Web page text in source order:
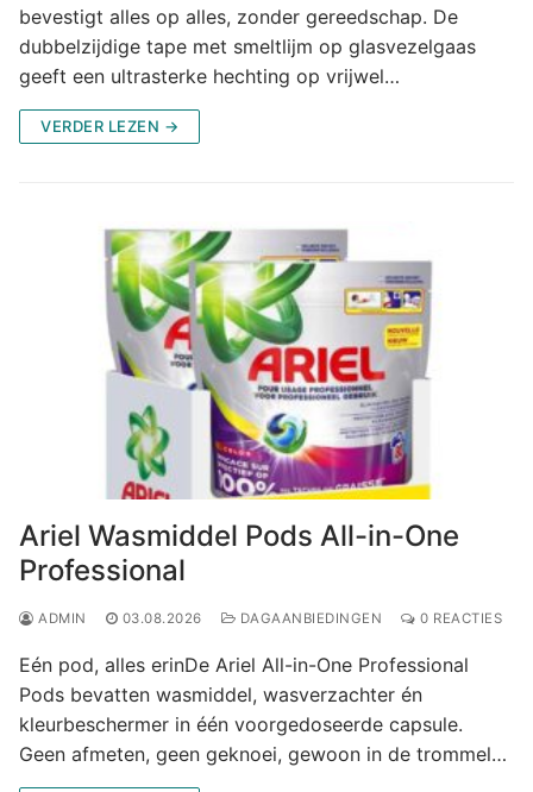
bevestigt alles op alles, zonder gereedschap. De
dubbelzijdige tape met smeltlijm op glasvezelgaas
geeft een ultrasterke hechting op vrijwel…
VERDER LEZEN →
Ariel Wasmiddel Pods All-in-One
Professional
ADMIN 03.08.2026 DAGAANBIEDINGEN 0 REACTIES
Eén pod, alles erinDe Ariel All-in-One Professional
Pods bevatten wasmiddel, wasverzachter én
kleurbeschermer in één voorgedoseerde capsule.
Geen afmeten, geen geknoei, gewoon in de trommel…